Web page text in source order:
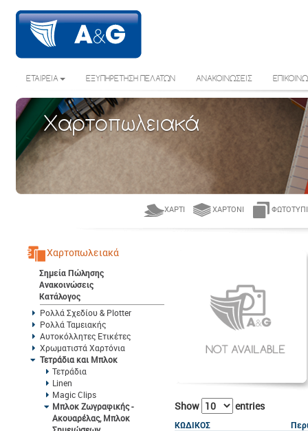
ΕΤΑΙΡΕΙΑ ΕΞΥΠΗΡΕΤΗΣΗ ΠΕΛΑΤΩΝ ΑΝΑΚΟΙΝΩΣΕΙΣ
Χαρτοπωλειακά
ΧΑΡΤΊ ΧΑΡΤΌΝΙ
Χαρτοπωλειακά
Σημεία Πώλησης
Ανακοινώσεις
Κατάλογος
Ρολλά Σχεδίου & Plotter
Ρολλά Ταμειακής
Αυτοκόλλητες Ετικέτες
Χρωματιστά Χαρτόνια
Τετράδια και Μπλοκ
Τετράδια
Linen
Magic Clips
Μπλοκ Ζωγραφικής -
Ακουαρέλας, Μπλοκ
Show entries
ΚΩΔΙΚΟΣ